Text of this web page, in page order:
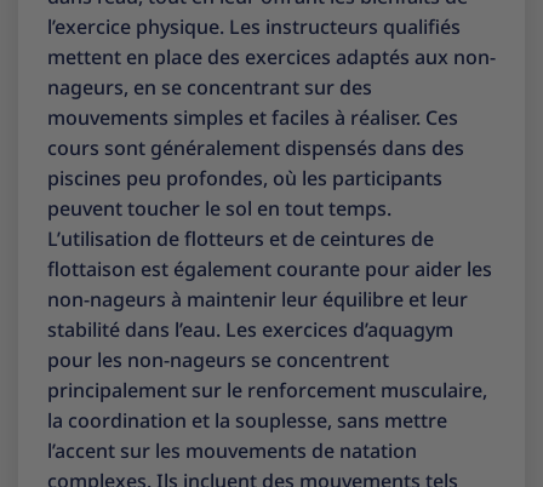
l’exercice physique. Les instructeurs qualifiés
mettent en place des exercices adaptés aux non-
nageurs, en se concentrant sur des
mouvements simples et faciles à réaliser. Ces
cours sont généralement dispensés dans des
piscines peu profondes, où les participants
peuvent toucher le sol en tout temps.
L’utilisation de flotteurs et de ceintures de
flottaison est également courante pour aider les
non-nageurs à maintenir leur équilibre et leur
stabilité dans l’eau. Les exercices d’aquagym
pour les non-nageurs se concentrent
principalement sur le renforcement musculaire,
la coordination et la souplesse, sans mettre
l’accent sur les mouvements de natation
complexes. Ils incluent des mouvements tels